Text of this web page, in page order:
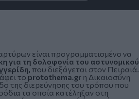
είναι προγραμματισμένο να
για τη δολοφονία του αστυνομικού
που διεξάγεται στον Πειραιά.
το protothema.gr η Δικαιοσύνη
της διερεύνησης του τρόπου που
τα οποία κατέληξαν στη